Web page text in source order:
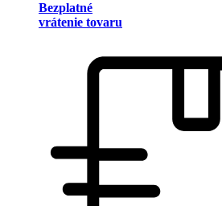
Bezplatné
vrátenie tovaru